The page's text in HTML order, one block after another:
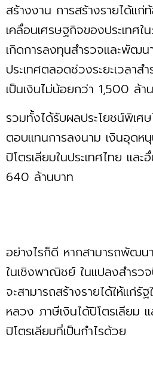
สร้างงาน การสร้างรายได้แ
เคลื่อนเศรษฐกิจของประเทศ
เกิดการลงทุนสำรวจและพัฒน
ประเทศตลอดช่วงระยะเวลาส
เป็นเงินไม่น้อยกว่า 1,500 ล้า
รวมทั้งได้รับผลประโยชน์พิเศ
ตอบแทนการลงนาม เงินอุดห
ปิโตรเลียมในประเทศไทย แล
640 ล้านบาท
อย่างไรก็ดี หากสามารถพัฒน
ในเชิงพาณิชย์ ในแปลงสำรว
จะสามารถสร้างรายได้ให้แก่รั
หลวง ภาษีเงินได้ปิโตรเลียม
ปิโตรเลียมที่เป็นกำไรด้วย